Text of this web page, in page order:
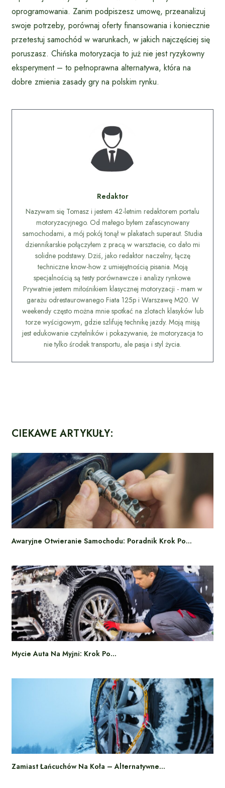
oprogramowania. Zanim podpiszesz umowę, przeanalizuj
swoje potrzeby, porównaj oferty finansowania i koniecznie
przetestuj samochód w warunkach, w jakich najczęściej się
poruszasz. Chińska motoryzacja to już nie jest ryzykowny
eksperyment – to pełnoprawna alternatywa, która na
dobre zmienia zasady gry na polskim rynku.
Redaktor
Nazywam się Tomasz i jestem 42-letnim redaktorem portalu
motoryzacyjnego. Od małego byłem zafascynowany
samochodami, a mój pokój tonął w plakatach superaut. Studia
dziennikarskie połączyłem z pracą w warsztacie, co dało mi
solidne podstawy. Dziś, jako redaktor naczelny, łączę
techniczne know-how z umiejętnością pisania. Moją
specjalnością są testy porównawcze i analizy rynkowe.
Prywatnie jestem miłośnikiem klasycznej motoryzacji - mam w
garażu odrestaurowanego Fiata 125p i Warszawę M20. W
weekendy często można mnie spotkać na zlotach klasyków lub
torze wyścigowym, gdzie szlifuję technikę jazdy. Moją misją
jest edukowanie czytelników i pokazywanie, że motoryzacja to
nie tylko środek transportu, ale pasja i styl życia.
CIEKAWE ARTYKUŁY:
Awaryjne Otwieranie Samochodu: Poradnik Krok Po…
Mycie Auta Na Myjni: Krok Po…
Zamiast Łańcuchów Na Koła – Alternatywne…